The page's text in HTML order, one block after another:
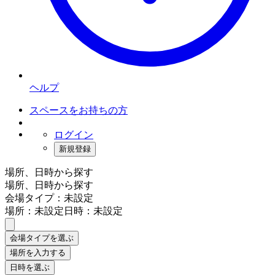
ヘルプ
スペースをお持ちの方
ログイン
新規登録
場所、日時から探す
場所、日時から探す
会場タイプ：未設定
場所：未設定日時：未設定
会場タイプを選ぶ
場所を入力する
日時を選ぶ